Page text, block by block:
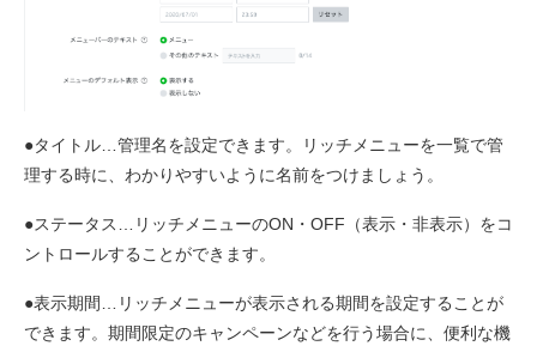
●タイトル…管理名を設定できます。リッチメニューを一覧で管
理する時に、わかりやすいように名前をつけましょう。
●ステータス…リッチメニューのON・OFF（表示・非表示）をコ
ントロールすることができます。
●表示期間…リッチメニューが表示される期間を設定することが
できます。期間限定のキャンペーンなどを行う場合に、便利な機